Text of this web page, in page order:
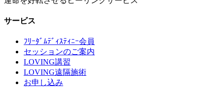
サービス
ﾌﾘｰﾀﾞﾑﾃﾞｨｽﾃｨﾆｰ会員
セッションのご案内
LOVING講習
LOVING遠隔施術
お申し込み